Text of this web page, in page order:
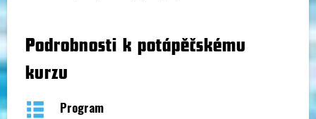
Podrobnosti k potápěčskému
kurzu
Program